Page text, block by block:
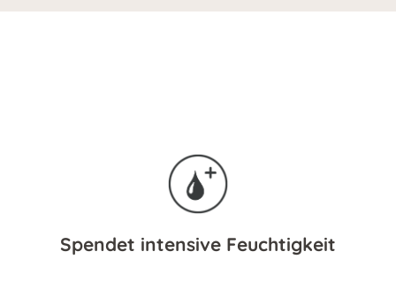
Spendet intensive Feuchtigkeit